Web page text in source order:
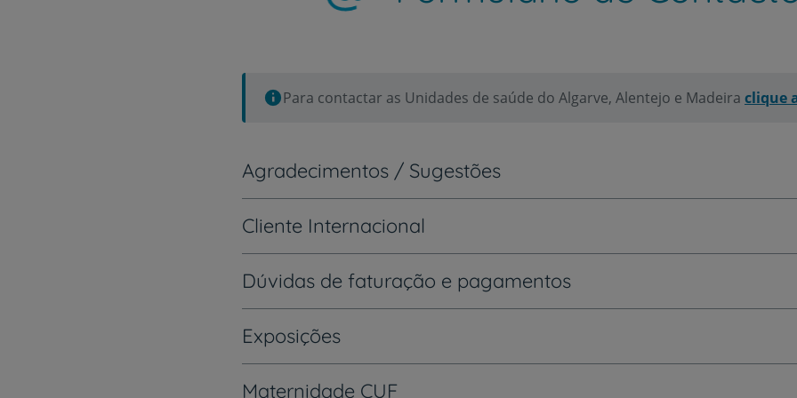
Para contactar as Unidades de saúde do Algarve, Alentejo e Madeira clique
Agradecimentos / Sugestões
Cliente Internacional
Dúvidas de faturação e pagamentos
Exposições
Maternidade CUF